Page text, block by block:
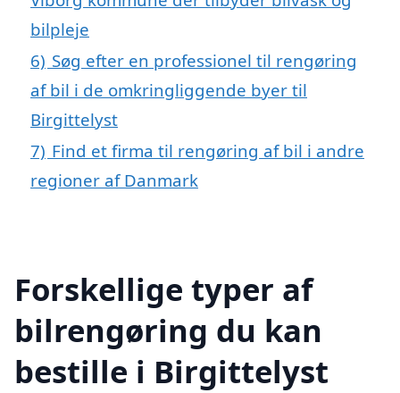
bilpleje
6) Søg efter en professionel til rengøring
af bil i de omkringliggende byer til
Birgittelyst
7) Find et firma til rengøring af bil i andre
regioner af Danmark
Forskellige typer af
bilrengøring du kan
bestille i Birgittelyst